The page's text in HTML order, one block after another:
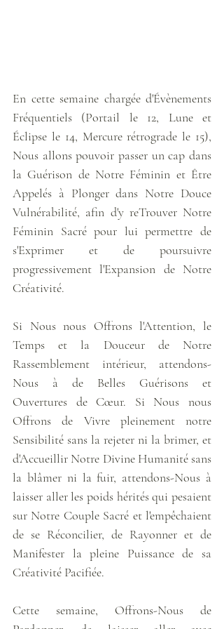
En cette semaine chargée d'Évènements
Fréquentiels (Portail le 12, Lune et
Éclipse le 14, Mercure rétrograde le 15),
Nous allons pouvoir passer un cap dans
la Guérison de Notre Féminin et Être
Appelés à Plonger dans Notre Douce
Vulnérabilité, afin d'y reTrouver Notre
Féminin Sacré pour lui permettre de
s'Exprimer et de poursuivre
progressivement l'Expansion de Notre
Créativité.
Si Nous nous Offrons l'Attention, le
Temps et la Douceur de Notre
Rassemblement intérieur, attendons-
Nous à de Belles Guérisons et
Ouvertures de Cœur. Si Nous nous
Offrons de Vivre pleinement notre
Sensibilité sans la rejeter ni la brimer, et
d'Accueillir Notre Divine Humanité sans
la blâmer ni la fuir, attendons-Nous à
laisser aller les poids hérités qui pesaient
sur Notre Couple Sacré et l'empêchaient
de se Réconcilier, de Rayonner et de
Manifester la pleine Puissance de sa
Créativité Pacifiée.
Cette semaine, Offrons-Nous de